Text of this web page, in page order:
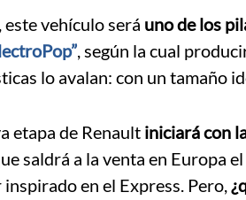
este vehículo será uno de los
, según la cual
lo avalan: con un tamaño
etapa de Renault iniciará con
saldrá a la venta en Europa
inspirado en el Express. Pero,